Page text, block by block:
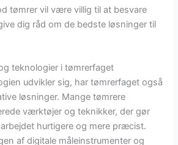
tømrer vil være villig til at besvare
dig råd om de bedste løsninger til
teknologier i tømrerfaget
udvikler sig, har tømrerfaget også
løsninger. Mange tømrere
værktøjer og teknikker, der gør
hurtigere og mere præcist.
af digitale måleinstrumenter og